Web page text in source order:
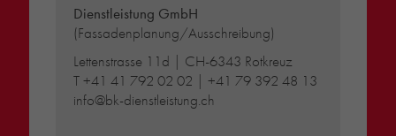
Dienstleistung GmbH
(Fassadenplanung/Ausschreibung)
Lettenstrasse 11d | CH-6343 Rotkreuz
T+41 41 792 02 02 |+41 79 392 48 13
info@bk-dienstleistung.ch